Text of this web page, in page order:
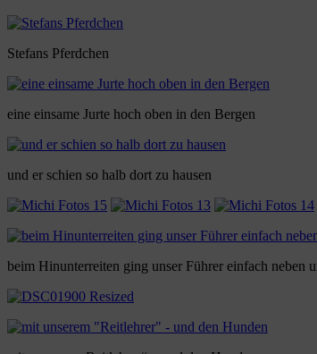
Stefans Pferdchen
eine einsame Jurte hoch oben in den Bergen
und er schien so halb dort zu hausen
beim Hinunterreiten ging unser Führer einfach neben